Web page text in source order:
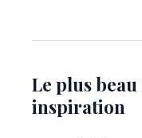
Le plus
inspiration